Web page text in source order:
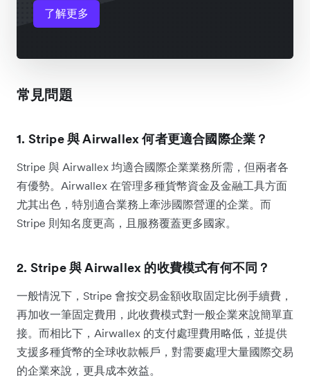
了解更多
常見問題
1. Stripe 與 Airwallex 何者更適合國際企業？
Stripe 與 Airwallex 均適合國際企業業務所需，但兩者各
有優勢。Airwallex 在管理多種貨幣資金及金融工具方面
尤其出色，特別適合業務上牽涉國際營運的企業。而
Stripe 則知名度更高，且服務覆蓋更多國家。
2. Stripe 與 Airwallex 的收費模式有何不同？
一般情況下，Stripe 會按交易金額收取固定比例手續費，
再加收一筆固定費用，此收費模式對一般企業來說簡單直
接。而相比下，Airwallex 的支付處理費用略低，並提供
支援多種貨幣的全球收款帳戶，對需要處理大量國際交易
的企業來說，更具成本效益。